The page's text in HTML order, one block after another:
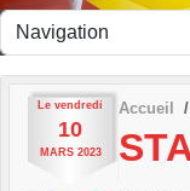
Le vendredi
10
MARS 2023
Accueil